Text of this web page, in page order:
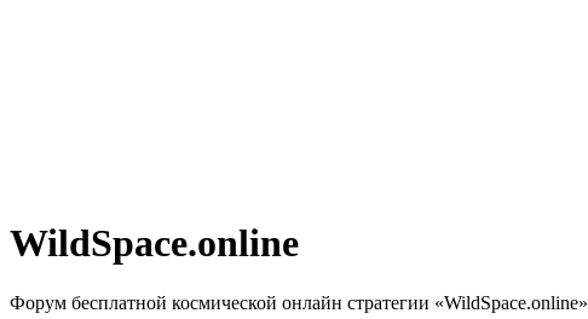
WildSpace.online
Форум бесплатной космической онлайн стратегии «WildSpace.online»